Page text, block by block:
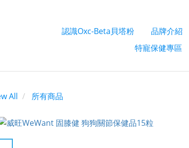
認識Oxc-Beta貝塔粉 品牌介紹
特寵保健專區
All 所有商品